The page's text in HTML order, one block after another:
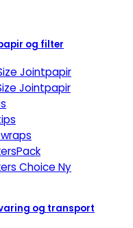
og filter
Jointpapir
Jointpapir
Choice
og transport